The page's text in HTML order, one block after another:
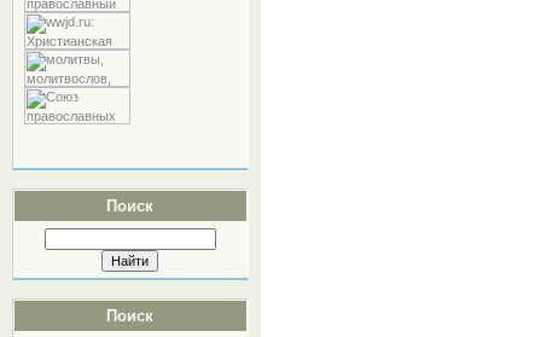
Поиск
Поиск